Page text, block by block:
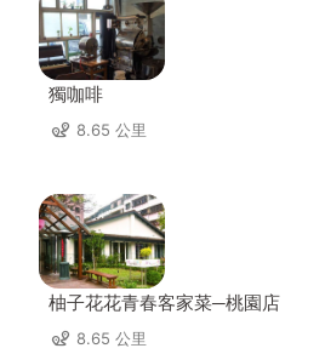
獨咖啡
8.65 公里
柚子花花青春客家菜─桃園店
8.65 公里